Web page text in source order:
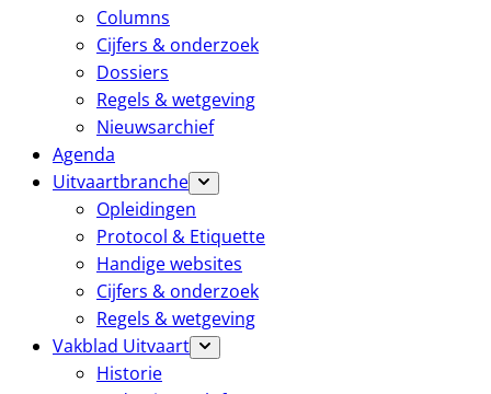
Columns
Cijfers & onderzoek
Dossiers
Regels & wetgeving
Nieuwsarchief
Agenda
Uitvaartbranche
Opleidingen
Protocol & Etiquette
Handige websites
Cijfers & onderzoek
Regels & wetgeving
Vakblad Uitvaart
Historie